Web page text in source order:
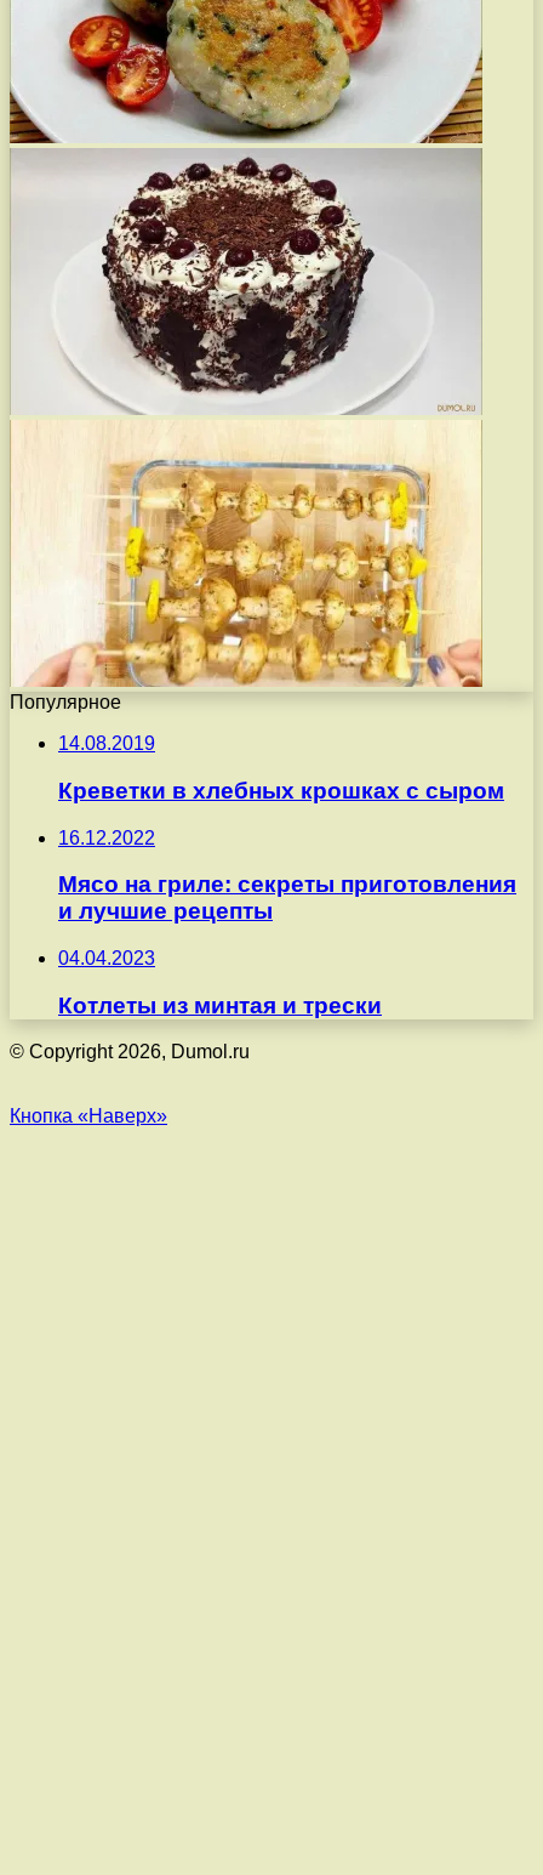
Популярное
14.08.2019
Креветки в хлебных крошках с сыром
16.12.2022
Мясо на гриле: секреты приготовления
и лучшие рецепты
04.04.2023
Котлеты из минтая и трески
© Copyright 2026, Dumol.ru
Кнопка «Наверх»